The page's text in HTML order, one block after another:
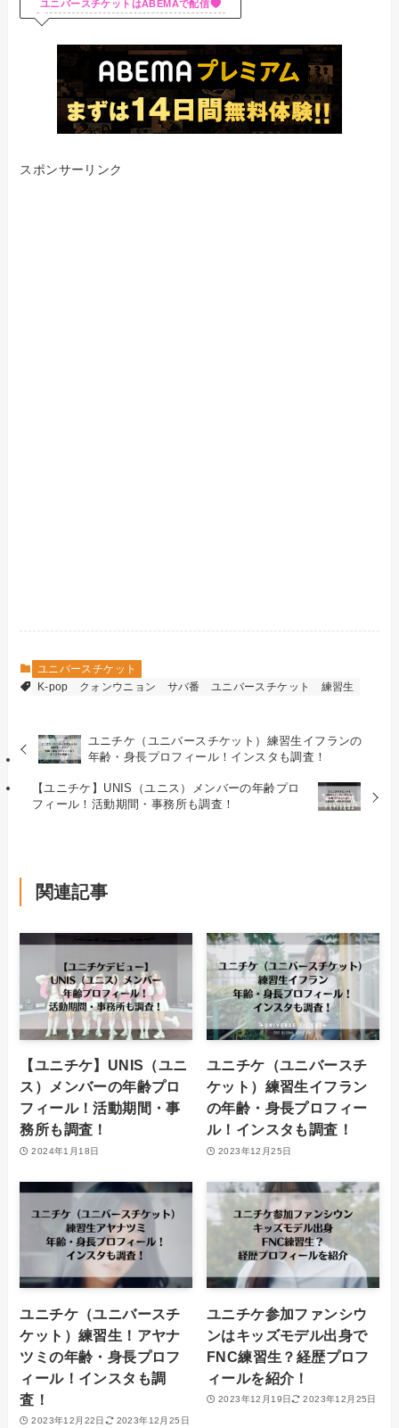
ユニバースチケットはABEMAで配信
スポンサーリンク
ユニバースチケット
K-pop
クォンウニョン サバ番 ユニバースチケット 練習生
ユニチケ（ユニバースチケット）練習生イフランの
年齢・身長プロフィール！インスタも調査！
【ユニチケ】UNIS（ユニス）メンバーの年齢プロ
フィール！活動期間・事務所も調査！
関連記事
【ユニチケ】UNIS（ユニ
ス）メンバーの年齢プロ
フィール！活動期間・事
務所も調査！
2024年1月18日
ユニチケ（ユニバースチ
ケット）練習生イフラン
の年齢・身長プロフィー
ル！インスタも調査！
2023年12月25日
ユニチケ（ユニバースチ
ケット）練習生！アヤナ
ツミの年齢・身長プロフ
ィール！インスタも調
査！
2023年12月22日 2023年12月25日
ユニチケ参加ファンシウ
ンはキッズモデル出身で
FNC練習生？経歴プロフ
ィールを紹介！
2023年12月19日 2023年12月25日